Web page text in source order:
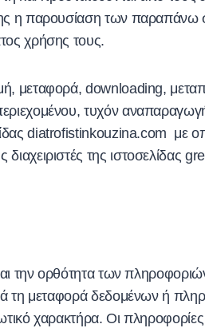
η παρουσίαση των
χρήσης τους.
μεταφορά, downloading,
τυχόν
diatrofistinkouzina.com με
της ιστοσελίδας
την ορθότητα των
τη μεταφορά δεδομένων ή
χαρακτήρα. Οι πληροφορίες